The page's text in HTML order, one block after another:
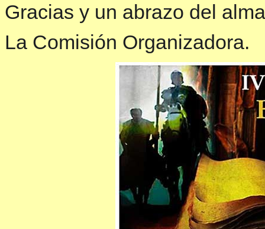
Gracias y un abrazo del
La Comisión Organizadora.